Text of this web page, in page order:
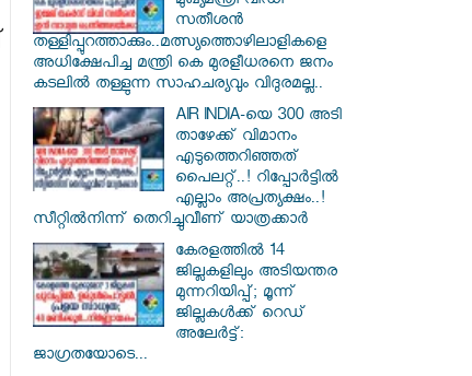
സതീശന്‍
തള്ളിപ്പുറത്താക്കും..മത്സ്യത്തൊഴിലാളികളെ
അധിക്ഷേപിച്ച മന്ത്രി കെ മുരളീധരനെ ജനം
കടലില്‍ തള്ളുന്ന സാഹചര്യവും വിദുരമല്ല..
AIR INDIA-യെ 300 അടി
താഴേക്ക് വിമാനം
എടുത്തെറിഞ്ഞത്
പൈലറ്റ്..! റിപ്പോർട്ടിൽ
എല്ലാം അപ്രത്യക്ഷം..!
സീറ്റിൽനിന്ന് തെറിച്ചുവീണ് യാത്രക്കാർ
കേരളത്തിൽ 14
ജില്ലകളിലും അടിയന്തര
മുന്നറിയിപ്പ്; മൂന്ന്
ജില്ലകൾക്ക് റെഡ്
അലേർട്ട്:
ജാഗ്രതയോടെ...